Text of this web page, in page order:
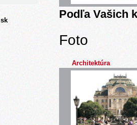
Podľa Vašich
Foto
Architektúra